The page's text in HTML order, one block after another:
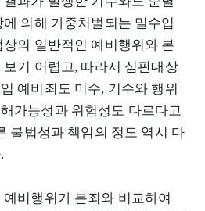
의해 가중처벌되는 밀수입
의 일반적인 예비행위와 본
기 어렵고, 따라서 심판대상
예비죄도 미수, 기수와 행위
가능성과 위험성도 다르다고
불법성과 책임의 정도 역시 다
비행위가 본죄와 비교하여